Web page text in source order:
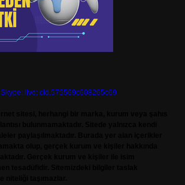
Skype: live:.cid.575569c608265c69